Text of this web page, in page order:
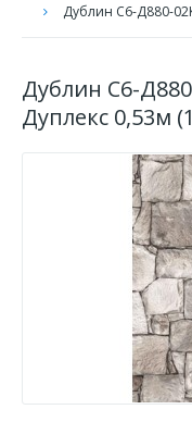
Дублин С6-Д880-
Дублин С6-
Дуплекс 0,53м